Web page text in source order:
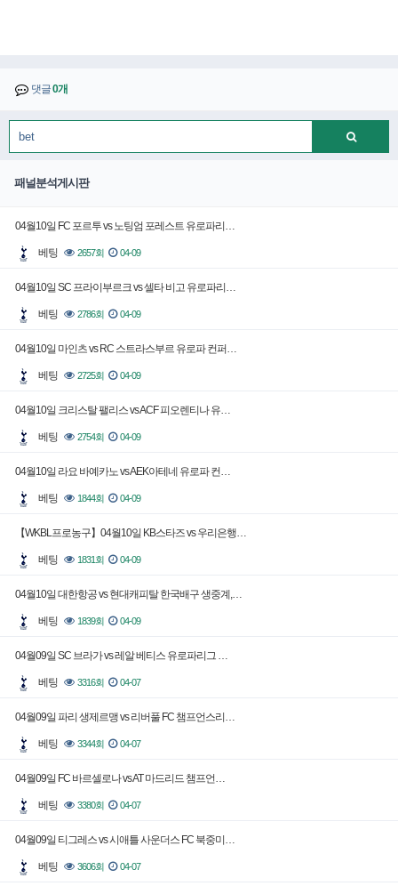
댓글0개
패널분석게시판
04월10일 FC 포르투 vs 노팅엄 포레스트 유로파리…
베팅 2657회 04-09
04월10일 SC 프라이부르크 vs 셀타 비고 유로파리…
베팅 2786회 04-09
04월10일 마인츠 vs RC 스트라스부르 유로파 컨퍼…
베팅 2725회 04-09
04월10일 크리스탈 팰리스 vs ACF 피오렌티나 유…
베팅 2754회 04-09
04월10일 라요 바예카노 vs AEK아테네 유로파 컨…
베팅 1844회 04-09
【WKBL프로농구】04월10일 KB스타즈 vs 우리은행…
베팅 1831회 04-09
04월10일 대한항공 vs 현대캐피탈 한국배구 생중계,…
베팅 1839회 04-09
04월09일 SC 브라가 vs 레알 베티스 유로파리그 …
베팅 3316회 04-07
04월09일 파리 생제르맹 vs 리버풀 FC 챔프언스리…
베팅 3344회 04-07
04월09일 FC 바르셀로나 vs AT 마드리드 챔프언…
베팅 3380회 04-07
04월09일 티그레스 vs 시애틀 사운더스 FC 북중미…
베팅 3606회 04-07